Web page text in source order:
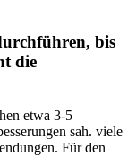
bis
die
etwa 3-5
sah. viele
Für den